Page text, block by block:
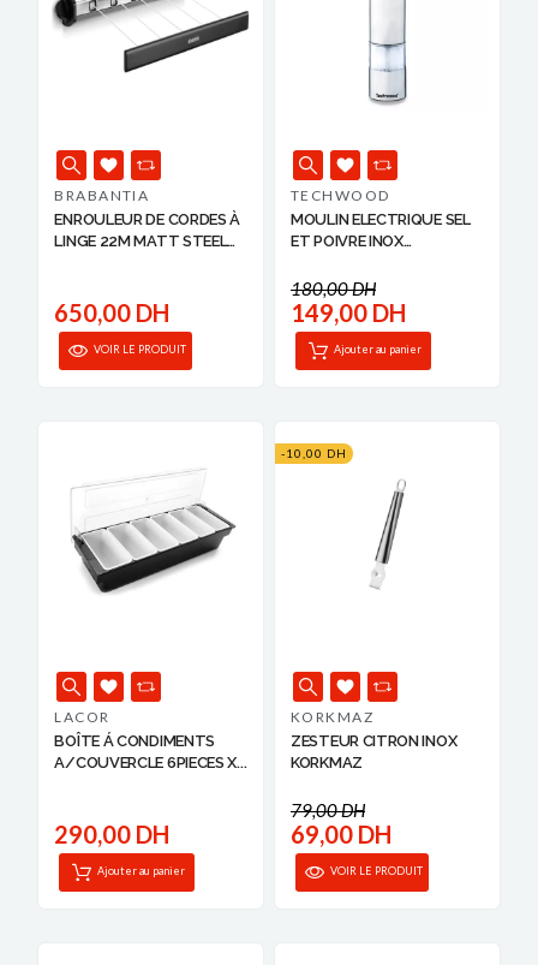
BRABANTIA
ENROULEUR DE CORDES À
LINGE 22M MATT STEEL
650,00 DH
VOIR LE PRODUIT
TECHWOOD
MOULIN ELECTRIQUE SEL
ET POIVRE INOX
180,00 DH
149,00 DH
Ajouter au panier
LACOR
BOÎTE Á CONDIMENTS
A/COUVERCLE 6PIECES X...
290,00 DH
Ajouter au panier
-10,00 DH
KORKMAZ
ZESTEUR CITRON INOX
KORKMAZ
79,00 DH
69,00 DH
VOIR LE PRODUIT